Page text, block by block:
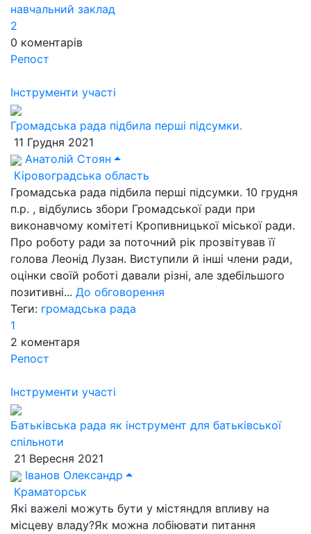
навчальний заклад
2
0 коментарів
Репост
Інструменти участі
Громадська рада підбила перші підсумки.
11 Грудня 2021
Анатолій Стоян
Кіровоградська область
Громадська рада підбила перші підсумки. 10 грудня
п.р. , відбулись збори Громадської ради при
виконавчому комітеті Кропивницької міської ради.
Про роботу ради за поточний рік прозвітував її
голова Леонід Лузан. Виступили й інші члени ради,
оцінки своїй роботі давали різні, але здебільшого
позитивні... До обговорення
Теги: громадська рада
1
2 коментаря
Репост
Інструменти участі
Батьківська рада як інструмент для батьківської
спільноти
21 Вересня 2021
Іванов Олександр
Краматорськ
Які важелі можуть бути у містяндля впливу на
місцеву владу?Як можна лобіювати питання